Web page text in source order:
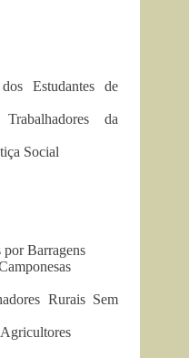
Estudantes de
da
Social
Barragens
Rurais Sem